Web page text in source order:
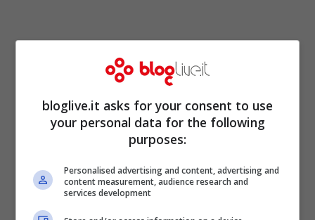
bloglive.it asks for your consent to use
your personal data for the following
purposes:
Personalised advertising and content, advertising and
content measurement, audience research and
services development